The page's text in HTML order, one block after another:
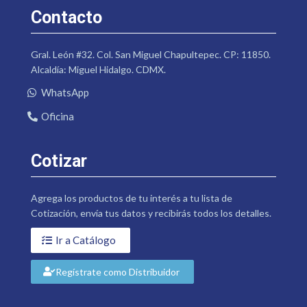
Contacto
Gral. León #32. Col. San Miguel Chapultepec. CP: 11850.
Alcaldía: Miguel Hidalgo. CDMX.
WhatsApp
Oficina
Cotizar
Agrega los productos de tu interés a tu lista de
Cotización, envía tus datos y recibirás todos los detalles.
Ir a Catálogo
Regístrate como Distribuidor